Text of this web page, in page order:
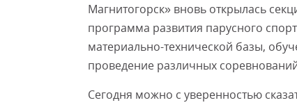
Магнитогорск» вновь открылась
программа развития парусного
материально-технической базы,
проведение различных
Сегодня можно с уверенностью